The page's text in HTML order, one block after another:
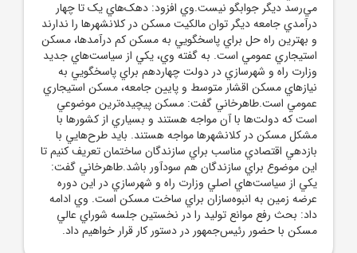
مي‌رسد ديگر جوابگو نيست.وي افزود: دهک‌هاي يک تا چهار
درآمدي جامعه ديگر توان مالکيت‌ مسکن در کلانشهرها را ندارند
و بهترين راه حل براي پاسخگويي به مسکن کم درآمدها، مسکن
استيجاري عمومي است. به گفته وي، يکي از سياست‌هاي جديد
وزارت راه و شهرسازي در دولت چهاردهم براي پاسخگويي به
نيازهاي مسکن اقشار متوسط و پايين جامعه، مسکن استيجاري
عمومي است.طاهرخاني گفت: مسکن پيچيده‌ترين موضوعي
است که دولت‌ها با آن مواجه هستند و بسياري از کشورها با
مشکل مسکن در کلانشهرها مواجه هستند. بايد طرح‌هايي با
بازدهي اقتصادي مناسب براي سازندگان ساختمان تعريف کنيم تا
اين موضوع براي سازندگان هم سودآور باشد.طاهرخاني گفت:
يکي از سياست‌هاي اصلي وزارت راه و شهرسازي در اين دوره
عرضه زمين به انبوه‌سازان براي ساخت مسکن است. وي ادامه
داد: بحث رفع موانع توليد را در نخستين جلسه شوراي عالي
مسکن با حضور رئيس‌جمهور در دستور کار قرار خواهيم داد.